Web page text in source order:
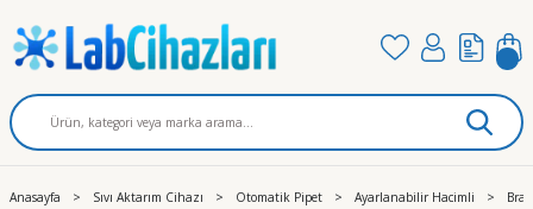
Anasayfa Sıvı Aktarım Cihazı Otomatik Pipet Ayarlanabilir Hacimli